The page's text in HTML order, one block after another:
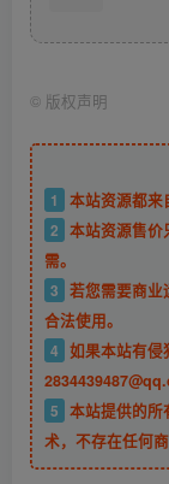
© 版权声明
1
本站资源都来
2 本站资源售价
需。
3 若您需要商业
合法使用。
4 如果本站有侵
5 本站提供的所
术，不存在任何